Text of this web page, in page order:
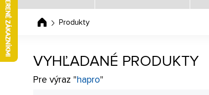
Produkty
VYHĽADANÉ PRODUKTY
Pre výraz "hapro"